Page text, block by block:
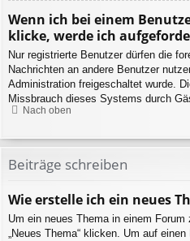
Wenn ich bei einem
klicke, werde ich
Nur registrierte Benutzer dürfen die
Nachrichten an andere Benutzer
Administration freigeschaltet wurde.
Missbrauch dieses Systems durch
Nach oben
Beiträge schreiben
Wie erstelle ich ein neues
Um ein neues Thema in einem
„Neues Thema“ klicken. Um auf